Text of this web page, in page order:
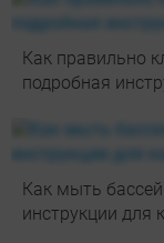
Как правильно
подробная
Как мыть
инструкции для